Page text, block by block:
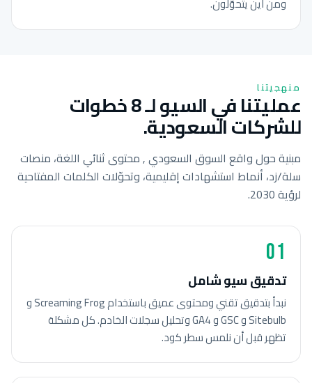
منهجيتنا
عمليتنا في السيو لـ 8 خطوات
للشركات السعودية.
مبنية حول واقع السوق السعودي , محتوى ثنائي اللغة، منصات
سلة/زد، أنماط استشهادات إقليمية، وتحوّلات الكلمات المفتاحية
لرؤية 2030.
01
تدقيق سيو شامل
نبدأ بتدقيق تقني ومحتوى عميق باستخدام Screaming Frog و
Sitebulb و GSC و GA4 وتحليل سجلات الخادم. كل مشكلة
تظهر قبل أن نلمس سطر كود.